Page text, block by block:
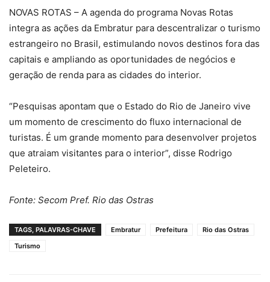
NOVAS ROTAS – A agenda do programa Novas Rotas
integra as ações da Embratur para descentralizar o turismo
estrangeiro no Brasil, estimulando novos destinos fora das
capitais e ampliando as oportunidades de negócios e
geração de renda para as cidades do interior.
“Pesquisas apontam que o Estado do Rio de Janeiro vive
um momento de crescimento do fluxo internacional de
turistas. É um grande momento para desenvolver projetos
que atraiam visitantes para o interior”, disse Rodrigo
Peleteiro.
Fonte: Secom Pref. Rio das Ostras
TAGS, PALAVRAS-CHAVE Embratur Prefeitura
Rio das Ostras
Turismo